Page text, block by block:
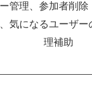
管理、参加者削除
気になるユーザー
理補助